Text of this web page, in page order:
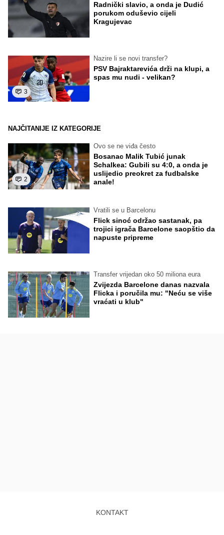
Radnički slavio, a onda je Dudić
porukom oduševio cijeli
Kragujevac
3
Nazire li se novi transfer?
PSV Bajraktarevića drži na klupi, a
spas mu nudi - velikan?
NAJČITANIJE IZ KATEGORIJE
2
Ovo se ne viđa često
Bosanac Malik Tubić junak
Schalkea: Gubili su 4:0, a onda je
uslijedio preokret za fudbalske
anale!
Vratili se u Barcelonu
Flick sinoć održao sastanak, pa
trojici igrača Barcelone saopštio da
napuste pripreme
Transfer vrijedan oko 50 miliona eura
Zvijezda Barcelone danas nazvala
Flicka i poručila mu: "Neću se više
vraćati u klub"
KONTAKT